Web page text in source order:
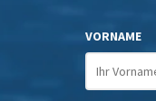
VORNAME